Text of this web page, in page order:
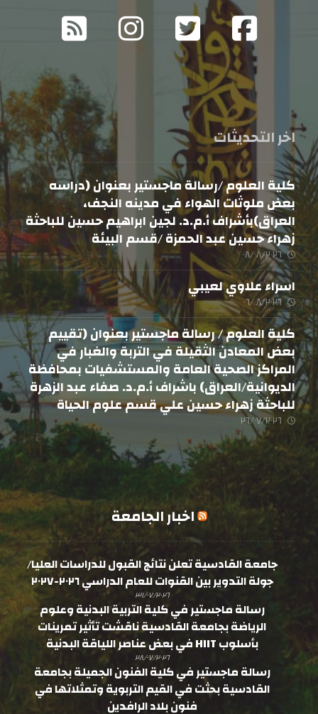
اخر التحديثات
كلية العلوم /رسالة ماجستير بعنوان (دراسه
بعض ملوثات الهواء في مدينه النجف،
العراق)بأشراف أ.م.د. لجين ابراهيم حسين للباحثة
زهراء حسين عبد الحمزة /قسم البيئة
٠٨/٠٨/٢٠٢٦
اسراء علاوي لعيبي
٠٦/٠٨/٢٠٢٦
كلية العلوم / رسالة ماجستير بعنوان (تقييم
بعض المعادن الثقيلة في التربة والغبار في
المراكز الصحية العامة والمستشفيات بمحافظة
الديوانية/العراق) باشراف أ.م.د. صفاء عبد الزهرة
للباحثة زهراء حسين علي قسم علوم الحياة
٢٦/٠٧/٢٠٢٦
اخبار الجامعة
جامعة القادسية تعلن نتائج القبول للدراسات العليا/
جولة التدوير بين القنوات للعام الدراسي ٢٠٢٦-٢٠٢٧
٣١/٠٧/٢٠٢٦
رسالة ماجستير في كلية التربية البدنية وعلوم
الرياضة بجامعة القادسية ناقشت تأثير تمرينات
بأسلوب HIIT في بعض عناصر اللياقة البدنية
٢٨/٠٧/٢٠٢٦
رسالة ماجستير في كلية الفنون الجميلة بجامعة
القادسية بحثت في القيم التربوية وتمثلاتها في
فنون بلاد الرافدين